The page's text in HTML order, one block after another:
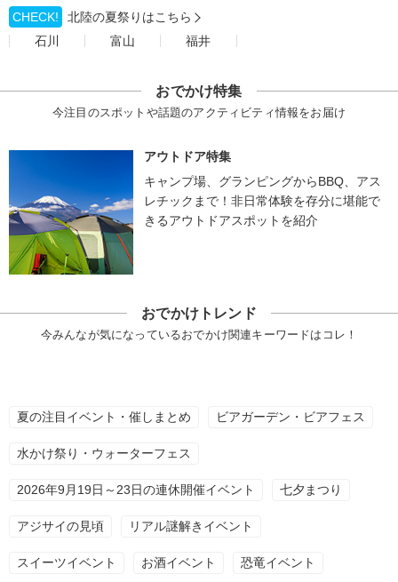
CHECK!
北陸の夏祭りはこちら
石川
富山 福井
おでかけ特集
今注目のスポットや話題のアクティビティ情報をお届け
アウトドア特集
キャンプ場、グランピングからBBQ、アス
レチックまで！非日常体験を存分に堪能で
きるアウトドアスポットを紹介
おでかけトレンド
今みんなが気になっているおでかけ関連キーワードはコレ！
夏の注目イベント・催しまとめ ビアガーデン・ビアフェス
水かけ祭り・ウォーターフェス
2026年9月19日～23日の連休開催イベント 七夕まつり
アジサイの見頃 リアル謎解きイベント
スイーツイベント お酒イベント 恐竜イベント